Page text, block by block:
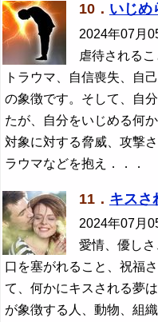
10． いじめ
2024年07月
虐待される
トラウマ、自信喪失、自
の象徴です。そして、自
たが、自分をいじめる何
対象に対する脅威、攻撃
ラウマなどを抱え．．．
11． キスさ
2024年07月
愛情、優しさ
口を塞がれること、祝福
て、何かにキスされる夢
が象徴する人、動物、組